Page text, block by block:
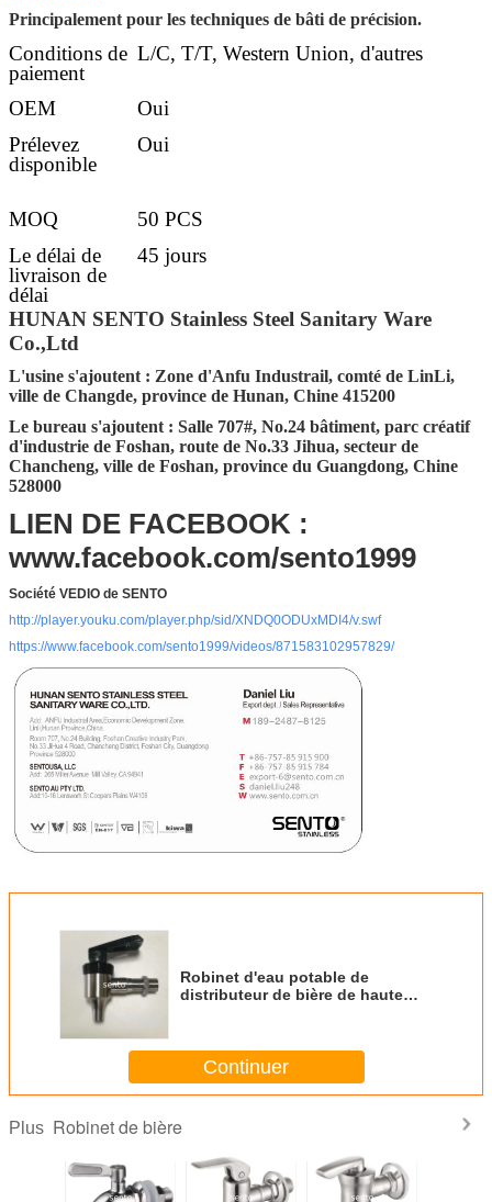
Principalement pour les techniques de bâti de précision.
Conditions de
paiement
L/C, T/T, Western Union, d'autres
OEM
Oui
Prélevez
disponible
Oui
MOQ
50 PCS
Le délai de
livraison de
délai
d'exécution
45 jours
Détails de la
livraison
Port FOB
Tchang-cha, Shenzhen, Guangzhou,
Foshan
Emballage
Emballage standard de carton
d'exportation (l'autre condition de
requête)
HUNAN SENTO Stainless Steel Sanitary Ware
Co.,Ltd
L'usine s'ajoutent : Zone d'Anfu Industrail, comté de LinLi,
ville de Changde, province de Hunan, Chine 415200
Le bureau s'ajoutent : Salle 707#, No.24 bâtiment, parc créatif
d'industrie de Foshan, route de No.33 Jihua, secteur de
Chancheng, ville de Foshan, province du Guangdong, Chine
528000
LIEN DE FACEBOOK :
www.facebook.com/sento1999
Société VEDIO de SENTO
http://player.youku.com/player.php/sid/XNDQ0ODUxMDI4/v.swf
https://www.facebook.com/sento1999/videos/871583102957829/
Robinet d'eau potable de
distributeur de bière de haute
Continuer
Plus Robinet de bière